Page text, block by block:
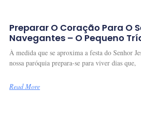
Preparar O Coração Para O
Navegantes – O Pequeno
À medida que se aproxima a festa do Senhor
nossa paróquia prepara-se para viver dias que,
Read More